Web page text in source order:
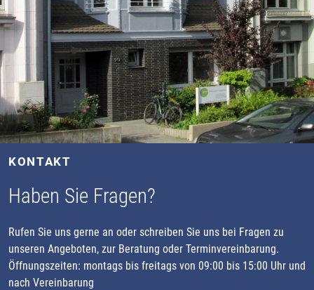
KONTAKT
Haben Sie Fragen?
Rufen Sie uns gerne an oder schreiben Sie uns bei Fragen zu
unseren Angeboten, zur Beratung oder Terminvereinbarung.
Öffnungszeiten: montags bis freitags von 09:00 bis 15:00 Uhr und
nach Vereinbarung